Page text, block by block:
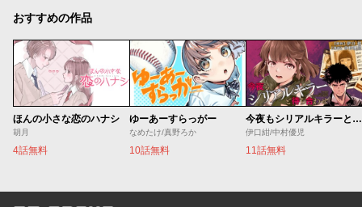
おすすめの作品
ほんの小さな恋のハナシ
胡月
4話無料
ゆーあーすらっがー
なめたけ/真野ろか
10話無料
今夜もシリアルキラーと待ち合わせ
伊口紺/中村優児
11話無料